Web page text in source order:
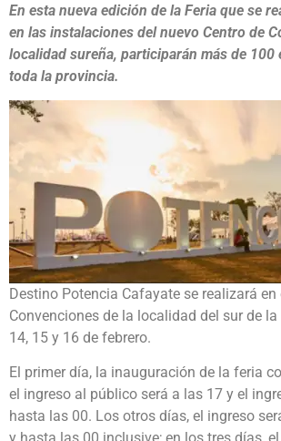
En esta nueva edición de la Feria que se
en las instalaciones del nuevo Centro de
localidad sureña, participarán más de 100
toda la provincia.
Destino Potencia Cafayate se realizará en
Convenciones de la localidad del sur de
14, 15 y 16 de febrero.
El primer día, la inauguración de la feria
el ingreso al público será a las 17 y el
hasta las 00. Los otros días, el ingreso